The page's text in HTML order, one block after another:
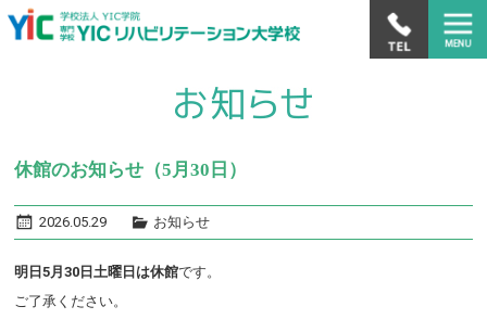
休館のお知らせ（5月30日）
2026.05.29 お知らせ
明日5月30日土曜日は休館です。
ご了承ください。